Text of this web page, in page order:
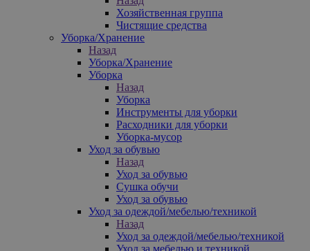
Хозяйственная группа
Чистящие средства
Уборка/Хранение
Назад
Уборка/Хранение
Уборка
Назад
Уборка
Инструменты для уборки
Расходники для уборки
Уборка-мусор
Уход за обувью
Назад
Уход за обувью
Сушка обучи
Уход за обувью
Уход за одеждой/мебелью/техникой
Назад
Уход за одеждой/мебелью/техникой
Уход за мебелью и техникой